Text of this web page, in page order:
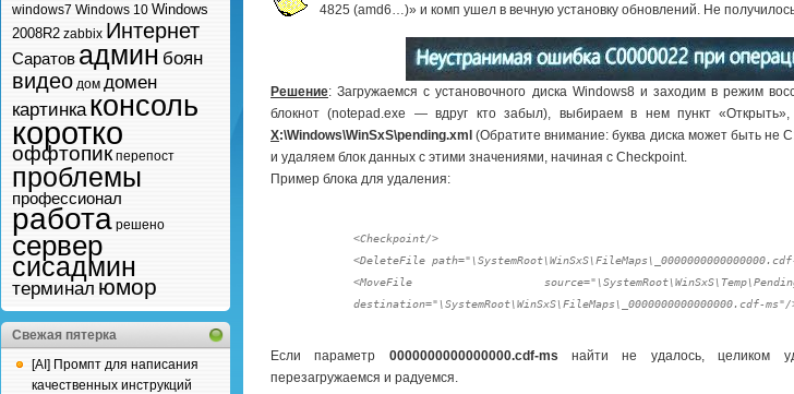
windows7 Windows 10 Windows
2008R2 zabbix Интернет
Саратов админ боян
видео дом домен
картинка консоль
коротко
оффтопик перепост
проблемы
профессионал
работа решено
сервер
сисадмин
терминал юмор
Свежая пятерка
[AI] Промпт для написания
качественных инструкций
4825 (amd6…)» и комп ушел в вечную установку обновлений. Не
Решение: Загружаемся с установочного диска Windows8 и заходим в режим
блокнот (notepad.exe — вдруг кто забыл), выбираем в нем пункт
X:\Windows\WinSxS\pending.xml (Обратите внимание: буква диска может быть не
и удаляем блок данных с этими значениями, начиная с Checkpoint.
Пример блока для удаления:
<Checkpoint/>
<DeleteFile
<MoveFile
Если параметр 0000000000000000.cdf-ms найти не удалось, целиком
перезагружаемся и радуемся.